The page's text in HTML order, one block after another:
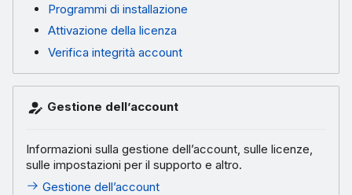
Programmi di installazione
Attivazione della licenza
Verifica integrità account
Gestione dell’account
Informazioni sulla gestione dell’account, sulle licenze,
sulle impostazioni per il supporto e altro.
Gestione dell’account